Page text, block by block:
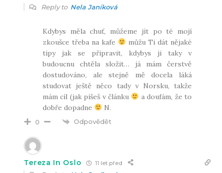
Reply to Nela Janíková
Kdybys měla chuť, můžeme jít po té mojí
zkoušce třeba na kafe
můžu Ti dát nějaké
tipy jak se připravit, kdybys ji taky v
budoucnu chtěla složit… já mám čerstvě
dostudováno, ale stejně mě docela láká
studovat ještě něco tady v Norsku, takže
mám cíl (jak píšeš v článku
a doufám, že to
dobře dopadne
N.
0 Odpovědět
Tereza In Oslo 11 let před